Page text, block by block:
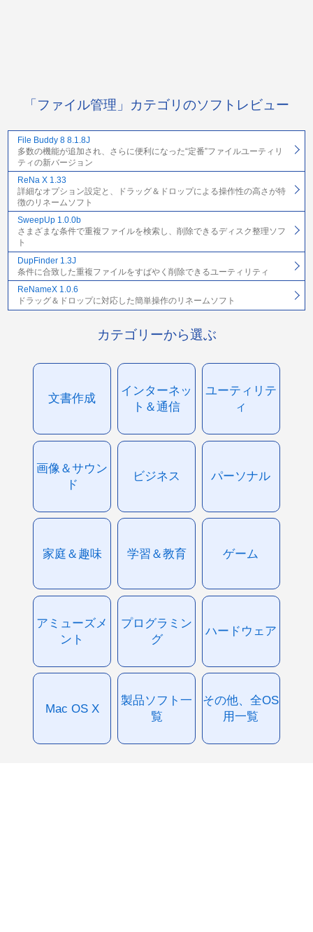
「ファイル管理」カテゴリのソフトレビュー
File Buddy 8 8.1.8J
多数の機能が追加され、さらに便利になった“定番”ファイルユーティリ
ティの新バージョン
ReNa X 1.33
詳細なオプション設定と、ドラッグ＆ドロップによる操作性の高さが特
徴のリネームソフト
SweepUp 1.0.0b
さまざまな条件で重複ファイルを検索し、削除できるディスク整理ソフ
ト
DupFinder 1.3J
条件に合致した重複ファイルをすばやく削除できるユーティリティ
ReNameX 1.0.6
ドラッグ＆ドロップに対応した簡単操作のリネームソフト
カテゴリーから選ぶ
文書作成
インターネッ
ト＆通信
ユーティリテ
ィ
画像＆サウン
ド
ビジネス パーソナル
家庭＆趣味 学習＆教育 ゲーム
アミューズメ
ント
プログラミン
グ
ハードウェア
Mac OS X
製品ソフト一
覧
その他、全OS
用一覧